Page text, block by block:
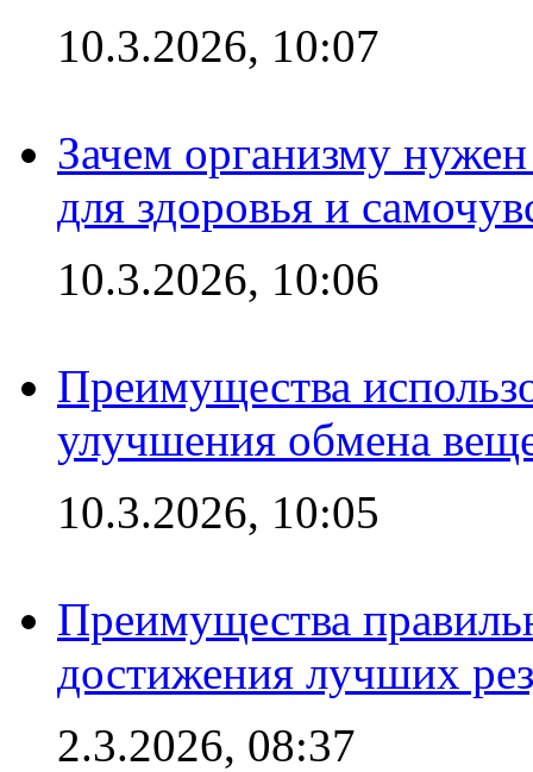
10.3.2026, 10:07
Зачем организму
для здоровья и
10.3.2026, 10:06
Преимущества
улучшения обмена
10.3.2026, 10:05
Преимущества
достижения лучших
2.3.2026, 08:37